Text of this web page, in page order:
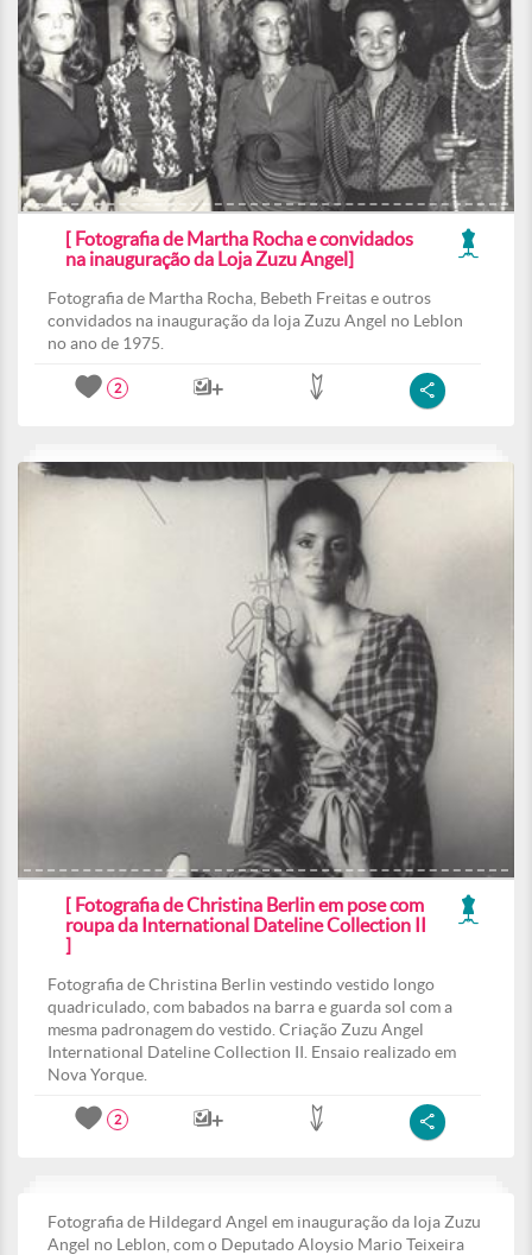
[ Fotografia de Martha Rocha e convidados
na inauguração da Loja Zuzu Angel]
Fotografia de Martha Rocha, Bebeth Freitas e outros
convidados na inauguração da loja Zuzu Angel no Leblon
no ano de 1975.
2
[ Fotografia de Christina Berlin em pose com
roupa da International Dateline Collection II
]
Fotografia de Christina Berlin vestindo vestido longo
quadriculado, com babados na barra e guarda sol com a
mesma padronagem do vestido. Criação Zuzu Angel
International Dateline Collection II. Ensaio realizado em
Nova Yorque.
2
Fotografia de Hildegard Angel em inauguração da loja Zuzu
Angel no Leblon, com o Deputado Aloysio Mario Teixeira